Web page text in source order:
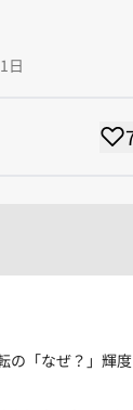
2）
）
）
（12）
ティング（12
オープンイ
日
の「なぜ？」輝